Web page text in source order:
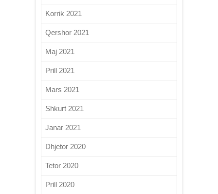
Korrik 2021
Qershor 2021
Maj 2021
Prill 2021
Mars 2021
Shkurt 2021
Janar 2021
Dhjetor 2020
Tetor 2020
Prill 2020